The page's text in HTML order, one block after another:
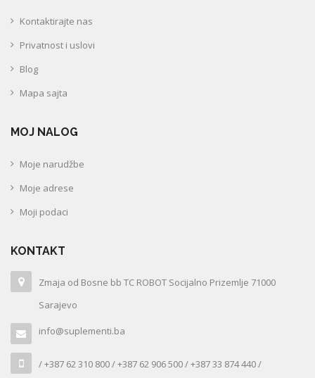
Kontaktirajte nas
Privatnost i uslovi
Blog
Mapa sajta
MOJ NALOG
Moje narudžbe
Moje adrese
Moji podaci
KONTAKT
Zmaja od Bosne bb TC ROBOT Socijalno Prizemlje 71000
Sarajevo
info@suplementi.ba
/ +387 62 310 800 / +387 62 906 500 / +387 33 874 440 /